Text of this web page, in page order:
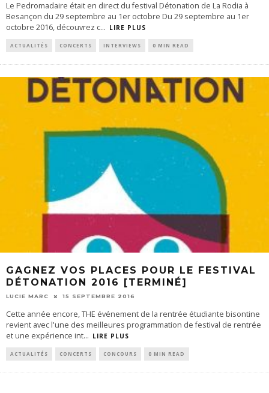
Le Pedromadaire était en direct du festival Détonation de La Rodia à
Besançon du 29 septembre au 1er octobre Du 29 septembre au 1er
octobre 2016, découvrez c... LIRE PLUS
ACTUALITÉS CONCERTS INTERVIEWS 0 MIN READ
GAGNEZ VOS PLACES POUR LE FESTIVAL
DÉTONATION 2016 [TERMINÉ]
LUCIE MARC 15 SEPTEMBRE 2016
Cette année encore, THE événement de la rentrée étudiante bisontine
revient avec l'une des meilleures programmation de festival de rentrée
et une expérience int... LIRE PLUS
ACTUALITÉS CONCERTS CONCOURS 0 MIN READ